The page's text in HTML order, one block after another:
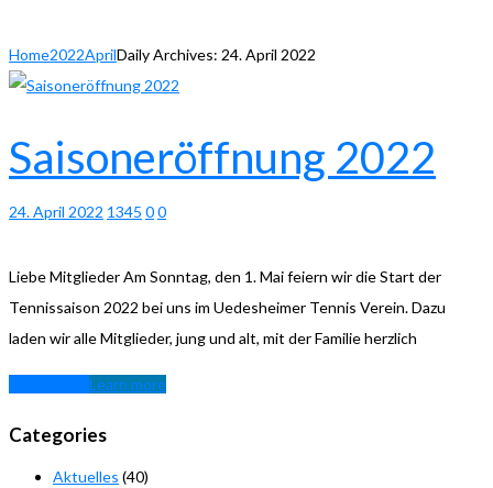
Home2022AprilDaily Archives: 24. April 2022
Saisoneröffnung 2022
24. April 2022 1345 00
Liebe Mitglieder Am Sonntag, den 1. Mai feiern wir die Start der
Tennissaison 2022 bei uns im Uedesheimer Tennis Verein. Dazu
laden wir alle Mitglieder, jung und alt, mit der Familie herzlich
Learn more
Categories
Aktuelles (40)